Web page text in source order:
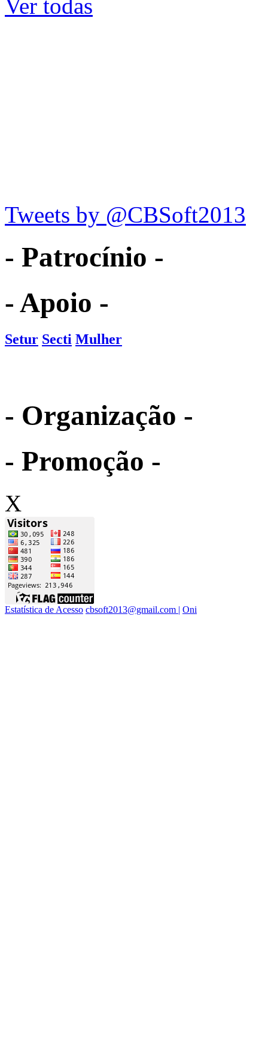
Ver todas
Tweets by @CBSoft2013
- Patrocínio -
- Apoio -
Setur Secti Mulher
- Organização -
- Promoção -
X
Estatística de Acesso cbsoft2013@gmail.com | Oni